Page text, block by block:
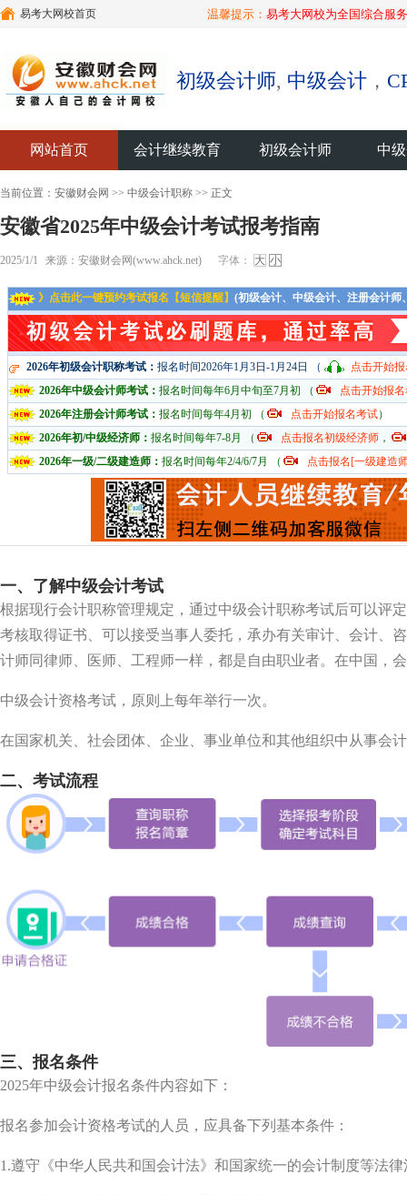
易考大网校首页 温馨提示： 易考大网校为全国综合服
初级会计师, 中级会计 ，
网站首页 会计继续教育 初级会计师 中
当前位置： 安徽财会网 >> 中级会计职称 >> 正文
安徽省2025年中级会计考试报考指南
2025/1/1 来源：安徽财会网(www.ahck.net) 字体： 大 小
》点击此一键预约考试报名【短信提醒】 (初级会计、中级会计、注册会计
2026年初级会计职称考试： 报名时间2026年1月3日-1月24日 （
点击开始
2026年中级会计师考试： 报名时间每年6月中旬至7月初 （
点击开始报
2026年注册会计师考试： 报名时间每年4月初 （ 点击开始报名考试）
2026年初/中级经济师： 报名时间每年7-8月 （ 点击报名初级经济师 ，
2026年一级/二级建造师： 报名时间每年2/4/6/7月 （ 点击报名[一级建造
一、了解中级会计考试
根据现行会计职称管理规定，通过中级会计职称考试后可以评
考核取得证书、可以接受当事人委托，承办有关审计、会计、
计师同律师、医师、工程师一样，都是自由职业者。在中国，
中级会计资格考试，原则上每年举行一次。
在国家机关、社会团体、企业、事业单位和其他组织中从事会
二、 考试流程
三、报名条件
2025年中级会计报名条件内容如下：
报名参加会计资格考试的人员，应具备下列基本条件：
1.遵守《中华人民共和国会计法》和国家统一的会计制度等法律